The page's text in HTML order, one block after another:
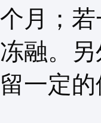
个月；
冻融。
留一定的